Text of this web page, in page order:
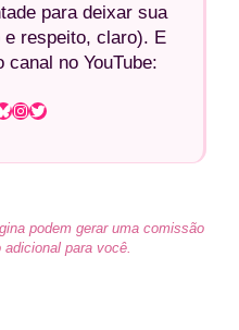
para deixar sua
respeito, claro). E
no YouTube:
InstagramTwitter
podem gerar uma comissão
para você.